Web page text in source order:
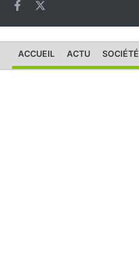
ACCUEIL ACTU SOCIÉTÉ